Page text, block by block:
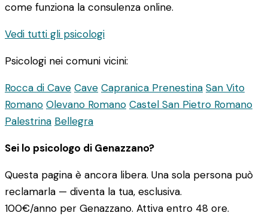
come funziona la consulenza online.
Vedi tutti gli psicologi
Psicologi nei comuni vicini:
Rocca di Cave Cave Capranica Prenestina San Vito
Romano Olevano Romano Castel San Pietro Romano
Palestrina Bellegra
Sei lo psicologo di Genazzano?
Questa pagina è ancora libera. Una sola persona può
reclamarla — diventa la tua, esclusiva.
100€/anno per Genazzano. Attiva entro 48 ore.